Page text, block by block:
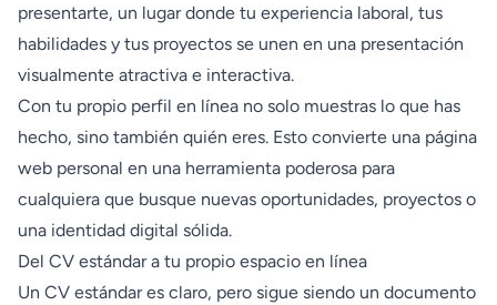
presentarte, un lugar donde tu experiencia laboral, tus
habilidades y tus proyectos se unen en una presentación
visualmente atractiva e interactiva.
Con tu propio perfil en línea no solo muestras lo que has
hecho, sino también quién eres. Esto convierte una página
web personal en una herramienta poderosa para
cualquiera que busque nuevas oportunidades, proyectos o
una identidad digital sólida.
Del CV estándar a tu propio espacio en línea
Un CV estándar es claro, pero sigue siendo un documento